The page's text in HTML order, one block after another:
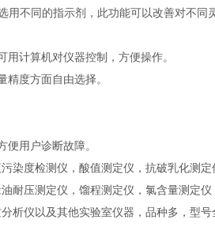
不同的指示剂，此功能可以改善对不同
计算机对仪器控制，方便操作。
度方面自由选择。
用户诊断故障。
染度检测仪，酸值测定仪，抗破乳化测定
耐压测定仪，馏程测定仪，氯含量测定仪
析仪以及其他实验室仪器，品种多，型号